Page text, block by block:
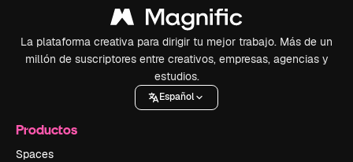
La plataforma creativa para dirigir tu mejor trabajo. Más de un
millón de suscriptores entre creativos, empresas, agencias y
estudios.
Español
Productos
Spaces